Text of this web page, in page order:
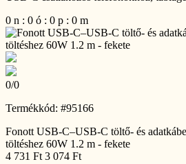
0 n : 0 ó : 0 p : 0 m
0/0
Termékkód: #95166
Fonott USB-C–USB-C töltő- és
töltéshez 60W 1.2 m - fekete
4 731 Ft 3 074 Ft